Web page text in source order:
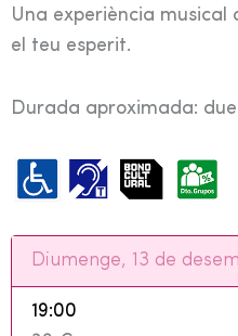
Una experiència
el teu esperit.
Durada aproximada:
Diumenge, 13 de
19:00